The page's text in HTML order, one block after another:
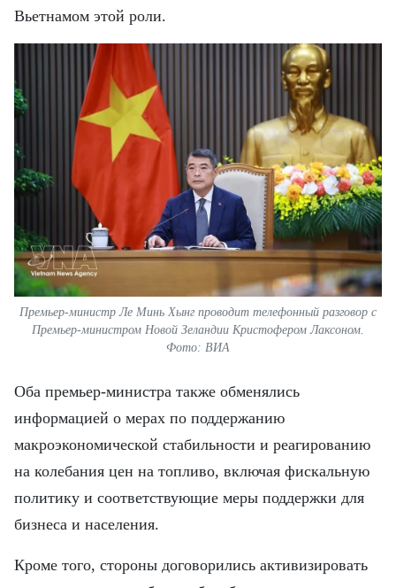
Вьетнамом этой роли.
Премьер-министр Ле Минь Хынг проводит телефонный разговор с
Премьер-министром Новой Зеландии Кристофером Лаксоном.
Фото: ВИА
Оба премьер-министра также обменялись
информацией о мерах по поддержанию
макроэкономической стабильности и реагированию
на колебания цен на топливо, включая фискальную
политику и соответствующие меры поддержки для
бизнеса и населения.
Кроме того, стороны договорились активизировать